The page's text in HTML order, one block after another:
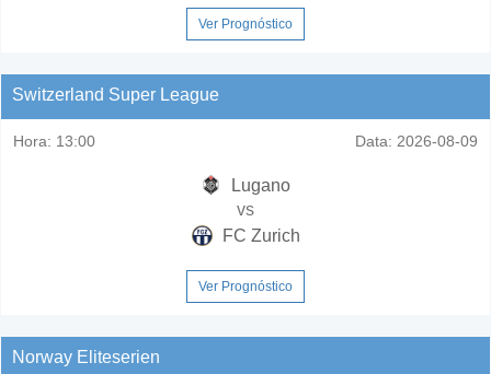
Ver Prognóstico
Switzerland Super League
Hora: 13:00 Data: 2026-08-09
Lugano
vs
FC Zurich
Ver Prognóstico
Norway Eliteserien